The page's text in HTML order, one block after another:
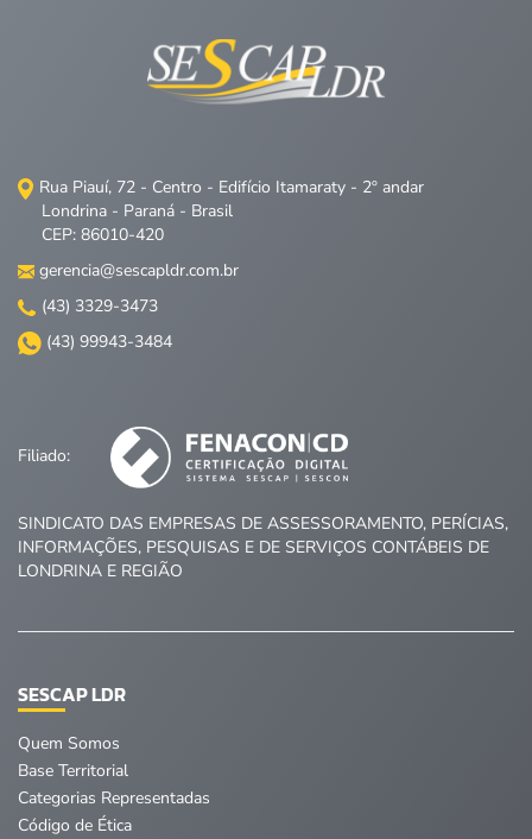
Rua Piauí, 72 - Centro - Edifício Itamaraty - 2º andar
Londrina - Paraná - Brasil
CEP: 86010-420
gerencia@sescapldr.com.br
(43) 3329-3473
(43) 99943-3484
Filiado:
SINDICATO DAS EMPRESAS DE ASSESSORAMENTO, PERÍCIAS,
INFORMAÇÕES, PESQUISAS E DE SERVIÇOS CONTÁBEIS DE
LONDRINA E REGIÃO
SESCAP LDR
Quem Somos
Base Territorial
Categorias Representadas
Código de Ética